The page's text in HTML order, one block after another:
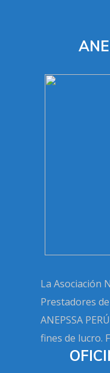
La Asociación
Prestadores
ANEPSSA
fines de lucro.